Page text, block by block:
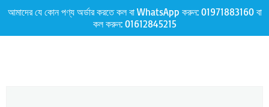
আমাদের যে কোন পণ্য অর্ডার করতে কল বা WhatsApp করুন: 01971883160বা
কল করুন: 01612845215